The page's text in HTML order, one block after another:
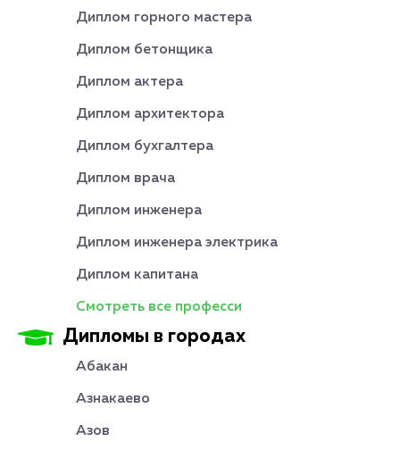
Диплом горного мастера
Диплом бетонщика
Диплом актера
Диплом архитектора
Диплом бухгалтера
Диплом врача
Диплом инженера
Диплом инженера электрика
Диплом капитана
Смотреть все професси
Дипломы в городах
Абакан
Азнакаево
Азов